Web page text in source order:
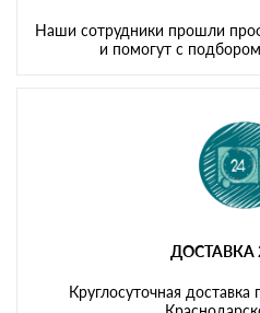
Наши сотрудники прошли
и помогут с
ДОСТАВКА
Круглосуточная